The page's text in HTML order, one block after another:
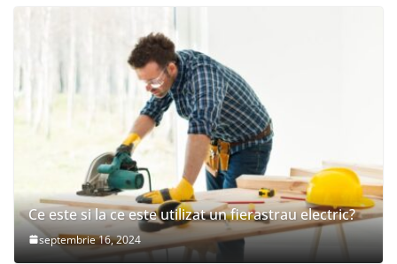
Ce este si la ce este utilizat un fierastrau electric?
septembrie 16, 2024